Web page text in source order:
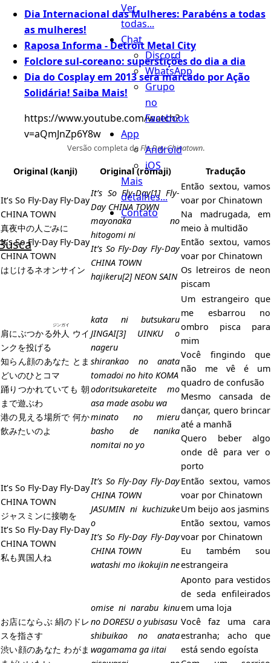
Ver
todas...
Chat
Discord
WhatsApp
Grupo
no
Facebook
App
Android
iOS
Mais
detalhes...
Contato
Dia Internacional das Mulheres: Parabéns a todas
as mulheres!
Raposa Informa - Detroit Metal City
Folclore sul-coreano: superstições do dia a dia
Dia do Cosplay em 2013 será marcado por Ação
Solidária! Saiba Mais!
https://www.youtube.com/watch?
v=aQmJnZp6Y8w
Versão completa deFly-Day Chinatown.
Original (kanji) Original (rōmaji) Tradução
It’s So Fly-Day Fly-Day
CHINA TOWN
真夜中の人ごみに
It’s So Fly-Day Fly-Day
CHINA TOWN
はじけるネオンサイン
It’s So Fly-Day[1] Fly-
Day CHINA TOWN
mayonaka no
hitogomi ni
It’s So Fly-Day Fly-Day
CHINA TOWN
hajikeru[2] NEON SAIN
Então sextou, vamos
voar por Chinatown
Na madrugada, em
meio à multidão
Então sextou, vamos
voar por Chinatown
Os letreiros de neon
piscam
肩にぶつかる外人
ジンガイ
ウイ
ンクを投げる
知らん顔のあなた とま
どいのひとコマ
踊りつかれていても 朝
まで遊ぶわ
港の見える場所で 何か
飲みたいのよ
kata ni butsukaru
JINGAI[3] UINKU o
nageru
shirankao no anata
tomadoi no hito KOMA
odoritsukareteite mo
asa made asobu wa
minato no mieru
basho de nanika
nomitai no yo
Um estrangeiro que
me esbarrou no
ombro pisca para
mim
Você fingindo que
não me vê é um
quadro de confusão
Mesmo cansada de
dançar, quero brincar
até a manhã
Quero beber algo
onde dê para ver o
porto
It’s So Fly-Day Fly-Day
CHINA TOWN
ジャスミンに接吻を
It’s So Fly-Day Fly-Day
CHINA TOWN
私も異国人ね
It’s So Fly-Day Fly-Day
CHINA TOWN
JASUMIN ni kuchizuke
o
It’s So Fly-Day Fly-Day
CHINA TOWN
watashi mo ikokujin ne
Então sextou, vamos
voar por Chinatown
Um beijo aos jasmins
Então sextou, vamos
voar por Chinatown
Eu também sou
estrangeira
お店にならぶ 絹のドレ
スを指さす
渋い顔のあなた わがま
omise ni narabu kinu
no DORESU o yubisasu
shibuikao no anata
wagamama ga iitai
Aponto para vestidos
de seda enfileirados
em uma loja
Você faz uma cara
estranha; acho que
está sendo egoísta